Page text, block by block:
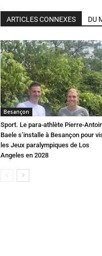
ARTICLES CONNEXES DU
Besançon
Sport. Le para-athlète Pierre-
Baele s’installe à Besançon pour
les Jeux paralympiques de Los
Angeles en 2028